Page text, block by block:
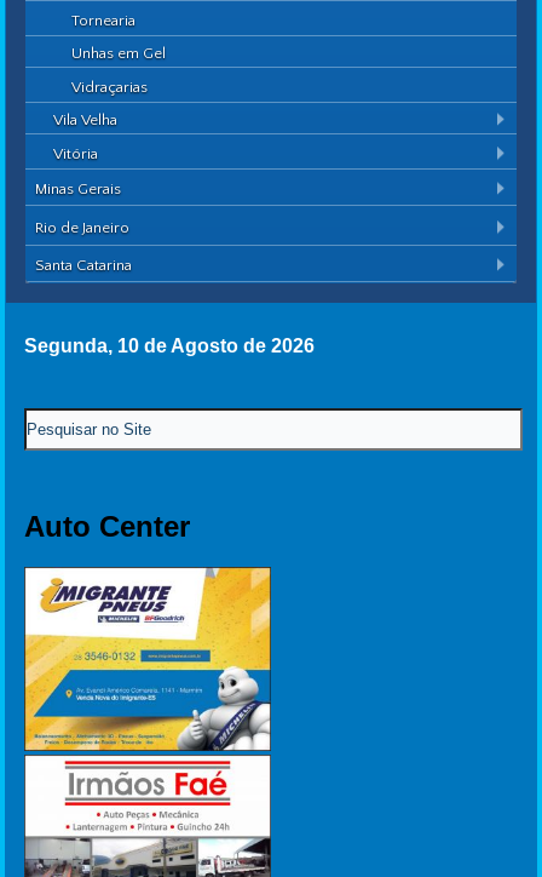
Tornearia
Unhas em Gel
Vidraçarias
Vila Velha
Vitória
Minas Gerais
Rio de Janeiro
Santa Catarina
Segunda, 10 de Agosto de 2026
Auto Center